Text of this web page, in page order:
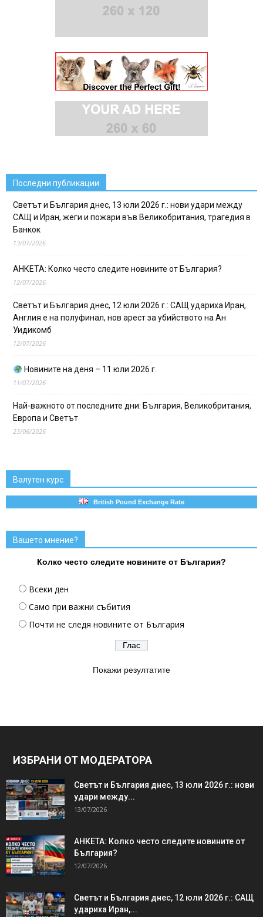
Последни публикации
Светът и България днес, 13 юли 2026 г.: нови удари между
САЩ и Иран, жеги и пожари във Великобритания, трагедия в
Банкок
13/07/2026
АНКЕТА: Колко често следите новините от България?
12/07/2026
Светът и България днес, 12 юли 2026 г.: САЩ удариха Иран,
Англия е на полуфинал, нов арест за убийството на Ан
Уидикомб
12/07/2026
Новините на деня – 11 юли 2026 г.
11/07/2026
Най-важното от последните дни: България, Великобритания,
Европа и Светът
23/06/2026
Валутен курс
British Pound Exchange Rate
Вашето мнение?
Колко често следите новините от България?
Всеки ден
Само при важни събития
Почти не следя новините от България
Покажи резултатите
ИЗБРАНИ ОТ МОДЕРАТОРА
Светът и България днес, 13 юли 2026 г.: нови
удари между...
13/07/2026
АНКЕТА: Колко често следите новините от
България?
12/07/2026
Светът и България днес, 12 юли 2026 г.: САЩ
удариха Иран,...